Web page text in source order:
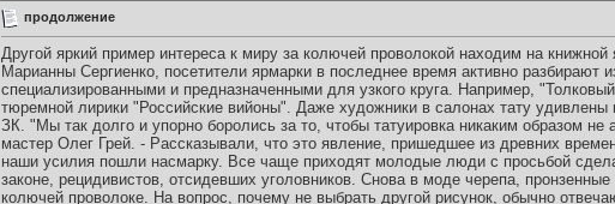
продолжение
Другой яркий пример интереса к миру за колючей проволокой находим на
Марианны Сергиенко, посетители ярмарки в последнее время активно разбирают
специализированными и предназначенными для узкого круга. Например,
тюремной лирики "Российские вийоны". Даже художники в салонах тату
ЗК. "Мы так долго и упорно боролись за то, чтобы татуировка никаким образом
мастер Олег Грей. - Рассказывали, что это явление, пришедшее из древних
наши усилия пошли насмарку. Все чаще приходят молодые люди с просьбой
законе, рецидивистов, отсидевших уголовников. Снова в моде черепа,
колючей проволоке. На вопрос, почему не выбрать другой рисунок, обычно